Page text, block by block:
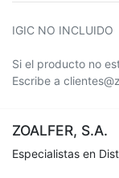
IGIC NO INCLUIDO
Si el producto no
Escribe a
ZOALFER, S.A.
Especialistas en